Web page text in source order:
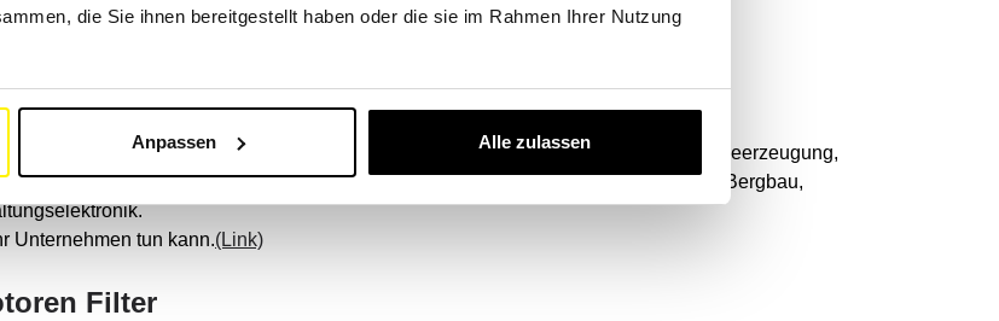
die Sie ihnen bereitgestellt haben oder die sie im Rahmen Ihrer Nutzung
Anpassen Alle zulassen
Anwendungen
mit kleinen Motoren arbeiten und ein gutes Filtersystem benötigen.
zusammen: Automobilindustrie, Luftfahrt, Mechanik, Elektronik, Bauwesen, Energieerzeugung,
Haus und Garten, medizinische Industrie, Lebensmittelindustrie, Textilindustrie, Bergbau,
Unternehmen tun kann.(Link)
Filter